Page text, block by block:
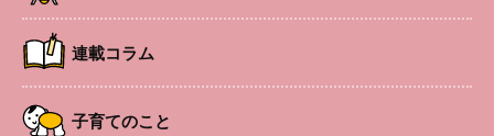
連載コラム
子育てのこと
子育てのこと 地元のこと 2026.1.27
装いを新たに、安曇野市の児童館がリ
ニューアル！